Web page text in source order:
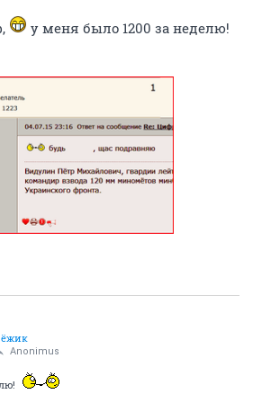
у меня было 1200 за неделю!
Anоnimus